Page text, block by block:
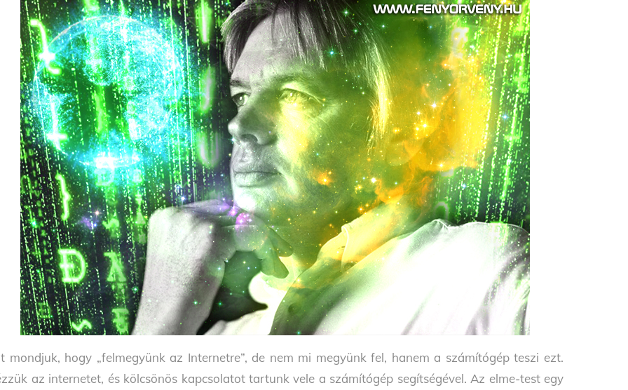
mondjuk, hogy „felmegyünk az Internetre”, de nem mi megyünk fel, hanem a számítógép teszi ezt.
az internetet, és kölcsönös kapcsolatot tartunk vele a számítógép segítségével. Az elme-test egy